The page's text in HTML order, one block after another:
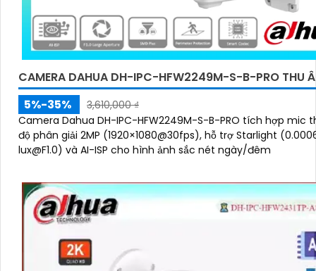
CAMERA DAHUA DH-IPC-HFW2249M-S-B-PRO THU
5%-35%
3,610,000 ₫
Camera Dahua DH-IPC-HFW2249M-S-B-PRO tích hợp mic
độ phân giải 2MP (1920×1080@30fps), hỗ trợ Starlight
lux@F1.0) và AI-ISP cho hình ảnh sắc nét ngày/đêm